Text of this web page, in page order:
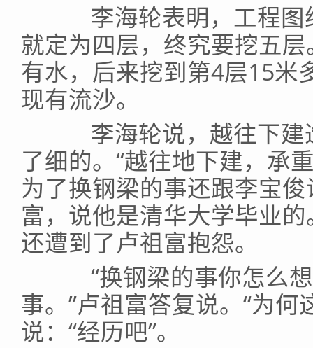
李海轮表明，工程图
就定为四层，终究要挖五
有水，后来挖到第4层15米
现有流沙。
李海轮说，越往下建
了细的。“越往地下建，承
为了换钢梁的事还跟李宝
富，说他是清华大学毕业的
还遭到了卢祖富抱怨。
“换钢梁的事你怎么想
事。”卢祖富答复说。“为
说：“经历吧”。